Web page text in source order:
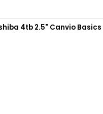
4tb 2.5" Canvio